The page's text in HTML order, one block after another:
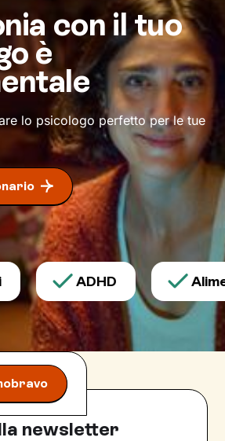
con il tuo
è
lo psicologo perfetto per le tue
ADHD
newsletter